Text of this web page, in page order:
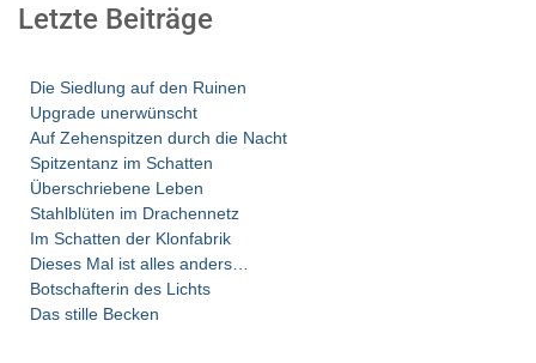
Letzte Beiträge
Die Siedlung auf den Ruinen
Upgrade unerwünscht
Auf Zehenspitzen durch die Nacht
Spitzentanz im Schatten
Überschriebene Leben
Stahlblüten im Drachennetz
Im Schatten der Klonfabrik
Dieses Mal ist alles anders…
Botschafterin des Lichts
Das stille Becken